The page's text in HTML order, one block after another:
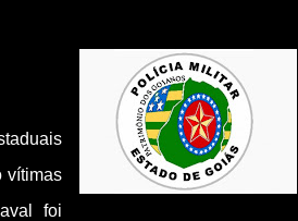
vítimas
foi